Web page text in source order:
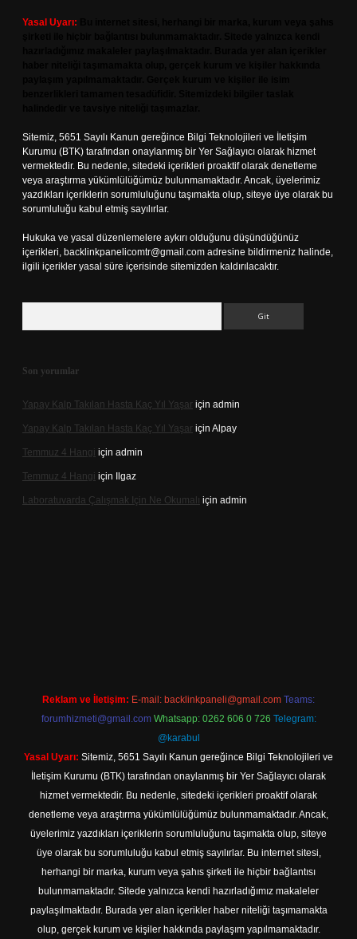
Yasal Uyarı:
Sitemiz, 5651 Sayılı Kanun gereğince Bilgi Teknolojileri ve İletişim
Kurumu (BTK) tarafından onaylanmış bir Yer Sağlayıcı olarak hizmet
vermektedir. Bu nedenle, sitedeki içerikleri proaktif olarak denetleme
veya araştırma yükümlülüğümüz bulunmamaktadır. Ancak, üyelerimiz
yazdıkları içeriklerin sorumluluğunu taşımakta olup, siteye üye olarak bu
sorumluluğu kabul etmiş sayılırlar.
Hukuka ve yasal düzenlemelere aykırı olduğunu düşündüğünüz
içerikleri, backlinkpanelicomtr@gmail.com adresine bildirmeniz halinde,
ilgili içerikler yasal süre içerisinde sitemizden kaldırılacaktır.
Son yorumlar
Yapay Kalp Takılan Hasta Kaç Yıl Yaşar için admin
Yapay Kalp Takılan Hasta Kaç Yıl Yaşar için Alpay
Temmuz 4 Hangi için admin
Temmuz 4 Hangi için Ilgaz
Laboratuvarda Çalışmak Için Ne Okumalı için admin
Reklam ve İletişim: E-mail: backlinkpaneli@gmail.com Teams:
forumhizmeti@gmail.com Whatsapp: 0262 606 0 726 Telegram:
@karabul
Yasal Uyarı: Sitemiz, 5651 Sayılı Kanun gereğince Bilgi Teknolojileri ve
İletişim Kurumu (BTK) tarafından onaylanmış bir Yer Sağlayıcı olarak
hizmet vermektedir. Bu nedenle, sitedeki içerikleri proaktif olarak
denetleme veya araştırma yükümlülüğümüz bulunmamaktadır. Ancak,
üyelerimiz yazdıkları içeriklerin sorumluluğunu taşımakta olup, siteye
üye olarak bu sorumluluğu kabul etmiş sayılırlar. Bu internet sitesi,
herhangi bir marka, kurum veya şahıs şirketi ile hiçbir bağlantısı
bulunmamaktadır. Sitede yalnızca kendi hazırladığımız makaleler
paylaşılmaktadır. Burada yer alan içerikler haber niteliği taşımamakta
olup, gerçek kurum ve kişiler hakkında paylaşım yapılmamaktadır.